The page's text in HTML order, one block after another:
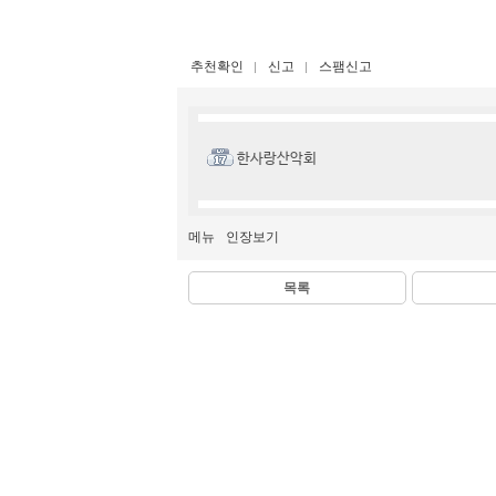
추천확인 신고 스팸신고
한사랑산악회
메뉴 인장보기
목록